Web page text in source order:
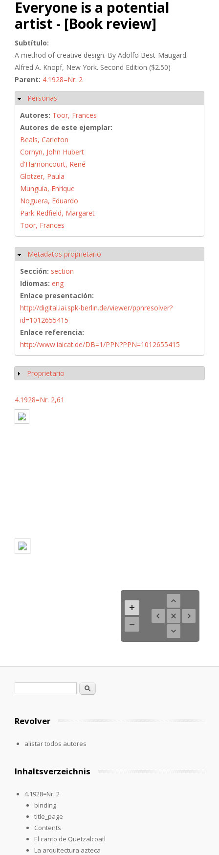
Everyone is a potential
artist - [Book review]
Subtítulo:
A method of creative design. By Adolfo Best-Maugard.
Alfred A. Knopf, New York. Second Edition ($2.50)
Parent: 4.1928=Nr. 2
Ocultar
Personas
Autores: Toor, Frances
Autores de este ejemplar:
Beals, Carleton
Cornyn, John Hubert
d'Harnoncourt, René
Glotzer, Paula
Munguía, Enrique
Noguera, Eduardo
Park Redfield, Margaret
Toor, Frances
Ocultar
Metadatos proprietario
Sección: section
Idiomas: eng
Enlace presentación:
http://digital.iai.spk-berlin.de/viewer/ppnresolver?
id=1012655415
Enlace referencia:
http://www.iaicat.de/DB=1/PPN?PPN=1012655415
Mostrar
Proprietario
4.1928=Nr. 2,61
Formulario de búsqueda
Buscar
Revolver
alistar todos autores
Inhaltsverzeichnis
4.1928=Nr. 2
binding
title_page
Contents
El canto de Quetzalcoatl
La arquitectura azteca